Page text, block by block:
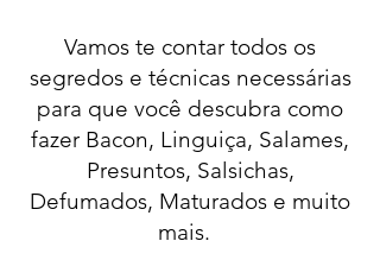
Vamos te contar todos os
segredos e técnicas necessárias
para que você descubra como
fazer Bacon, Linguiça, Salames,
Presuntos, Salsichas,
Defumados, Maturados e muito
mais.